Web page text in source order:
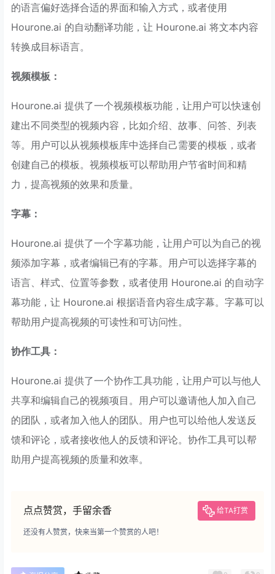
的语言偏好选择合适的界面和输入方式，或者使用
Hourone.ai 的自动翻译功能，让 Hourone.ai 将文本内容
转换成目标语言。
视频模板：
Hourone.ai 提供了一个视频模板功能，让用户可以快速创
建出不同类型的视频内容，比如介绍、故事、问答、列表
等。用户可以从视频模板库中选择自己需要的模板，或者
创建自己的模板。视频模板可以帮助用户节省时间和精
力，提高视频的效果和质量。
字幕：
Hourone.ai 提供了一个字幕功能，让用户可以为自己的视
频添加字幕，或者编辑已有的字幕。用户可以选择字幕的
语言、样式、位置等参数，或者使用 Hourone.ai 的自动字
幕功能，让 Hourone.ai 根据语音内容生成字幕。字幕可以
帮助用户提高视频的可读性和可访问性。
协作工具：
Hourone.ai 提供了一个协作工具功能，让用户可以与他人
共享和编辑自己的视频项目。用户可以邀请他人加入自己
的团队，或者加入他人的团队。用户也可以给他人发送反
馈和评论，或者接收他人的反馈和评论。协作工具可以帮
助用户提高视频的质量和效率。
点点赞赏，手留余香 给TA打赏
还没有人赞赏，快来当第一个赞赏的人吧！